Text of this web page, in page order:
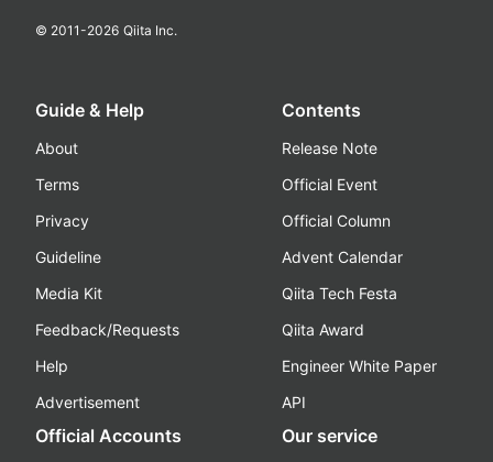
© 2011-2026 Qiita Inc.
Guide & Help
About
Terms
Privacy
Guideline
Media Kit
Feedback/Requests
Help
Advertisement
Contents
Release Note
Official Event
Official Column
Advent Calendar
Qiita Tech Festa
Qiita Award
Engineer White Paper
API
Official Accounts Our service